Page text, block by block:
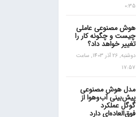
0:35
هوش مصنوعی عاملی
چیست و چگونه کار را
تغییر خواهد داد؟
دوشنبه, 26 آذر 1403, ساعت
17:57
مدل هوش مصنوعی
پیش‌بینی آب‌و‌هوا از
گوگل عملکرد
فوق‌العاده‌ای دارد